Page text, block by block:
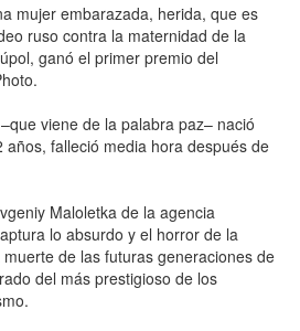
mujer embarazada, herida, que es
ruso contra la maternidad de la
ganó el primer premio del
viene de la palabra paz– nació
falleció media hora después de
Maloletka de la agencia
lo absurdo y el horror de la
de las futuras generaciones de
del más prestigioso de los